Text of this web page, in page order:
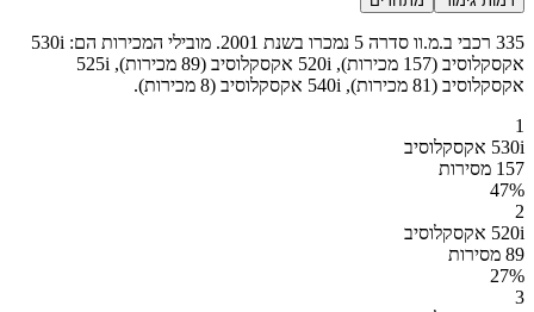
335 רכבי ב.מ.וו סדרה 5 נמכרו בשנת 2001. מובילי המכירות הם: 530i
אקסקלוסיב (157 מכירות), 520i אקסקלוסיב (89 מכירות), 525i
אקסקלוסיב (81 מכירות), 540i אקסקלוסיב (8 מכירות).
1
530i אקסקלוסיב
157 מסירות
47%
2
520i אקסקלוסיב
89 מסירות
27%
3